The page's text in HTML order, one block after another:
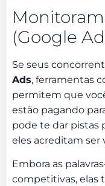
(Google
Se seus
Ads, ferramentas
permitem que
estão pagando
pode te dar pistas
eles acreditam ser
Embora as
competitivas, elas